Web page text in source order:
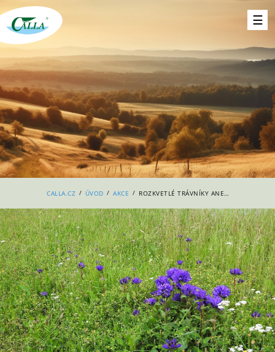
CALLA.CZ / ÚVOD / AKCE / ROZKVETLÉ TRÁVNÍKY ANEB PROČ TAHAT PŘÍRODU I DO MĚST A OBCÍ